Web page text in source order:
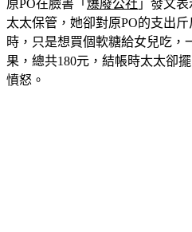
原PO在臉書「爆廢公社」發文表
太太保管，她卻對原PO的支出
時，只是想買個軟糖給女兒吃，
果，總共180元，結帳時太太卻